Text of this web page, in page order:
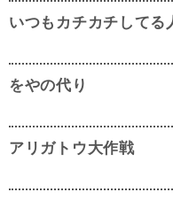
いつもカチカチしてる
をやの代り
アリガトウ大作戦